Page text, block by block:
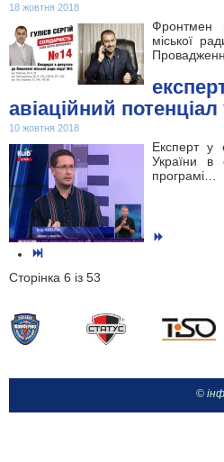
18 жовтня 2018
Фронтмен
міської
авіаційний потенціал
10 жовтня 2018
Експерт у
України в
програмі…
Сторінка 6 із 53
©